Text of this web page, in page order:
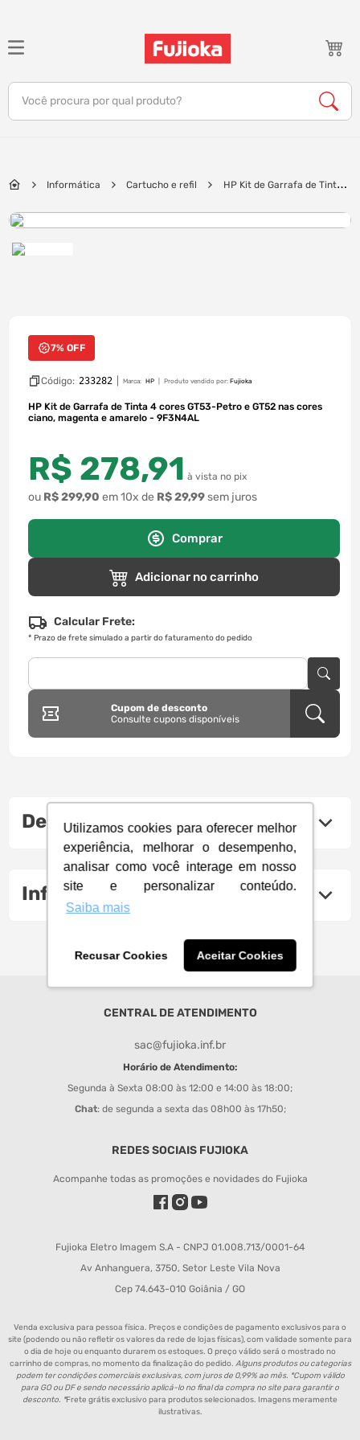
Utilizamos cookies para oferecer melhor
experiência, melhorar o desempenho,
analisar como você interage em nosso
site e personalizar conteúdo.
Saiba mais
Recusar Cookies Aceitar Cookies
Você procura por qual produto?
Informática Cartucho e refil
HP Kit de Garrafa de Tinta 4
7% OFF
Código: 233282 Marca: HP Produto vendido por: Fujioka
HP Kit de Garrafa de Tinta 4 cores GT53-Petro e GT52 nas cores
ciano, magenta e amarelo - 9F3N4AL
R$ 278,91 à vista no pix
ou R$299,90 em10x de R$29,99sem juros
Comprar
Adicionar no carrinho
Calcular Frete:
* Prazo de frete simulado a partir do faturamento do pedido
Cupom de desconto
Consulte cupons disponíveis
Descrição do produto
Informações Técnicas
CENTRAL DE ATENDIMENTO
sac@fujioka.inf.br
Horário de Atendimento:
Segunda à Sexta 08:00 às 12:00 e 14:00 às 18:00;
Chat: de segunda a sexta das 08h00 às 17h50;
REDES SOCIAIS FUJIOKA
Acompanhe todas as promoções e novidades do Fujioka
Fujioka Eletro Imagem S.A - CNPJ 01.008.713/0001-64
Av Anhanguera, 3750, Setor Leste Vila Nova
Cep 74.643-010 Goiânia / GO
Venda exclusiva para pessoa física. Preços e condições de pagamento exclusivos para o
site (podendo ou não refletir os valores da rede de lojas físicas), com validade somente para
o dia de hoje ou enquanto durarem os estoques. O preço válido será o mostrado no
carrinho de compras, no momento da finalização do pedido. Alguns produtos ou categorias
podem ter condições comerciais exclusivas, com juros de 0,99% ao mês. *Cupom válido
para GO ou DF e sendo necessário aplicá-lo no final da compra no site para garantir o
desconto. *Frete grátis exclusivo para produtos selecionados. Imagens meramente
ilustrativas.
TERMOS MAIS BUSCADOS
1º
notebook
5º
tablet